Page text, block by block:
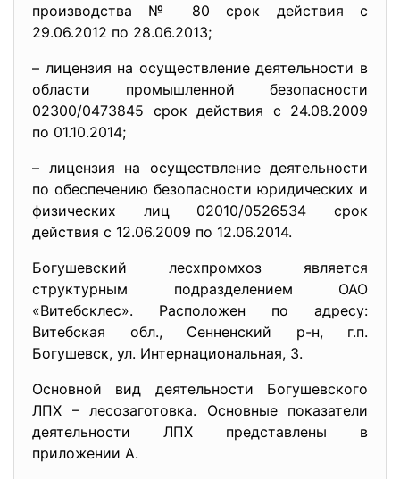
производства № 80 срок действия с
29.06.2012 по 28.06.2013;
– лицензия на осуществление деятельности в
области промышленной безопасности
02300/0473845 срок действия с 24.08.2009
по 01.10.2014;
– лицензия на осуществление деятельности
по обеспечению безопасности юридических и
физических лиц 02010/0526534 срок
действия с 12.06.2009 по 12.06.2014.
Богушевский лесхпромхоз является
структурным подразделением ОАО
«Витебсклес». Расположен по адресу:
Витебская обл., Сенненский р-н, г.п.
Богушевск, ул. Интернациональная, 3.
Основной вид деятельности Богушевского
ЛПХ – лесозаготовка. Основные показатели
деятельности ЛПХ представлены в
приложении А.